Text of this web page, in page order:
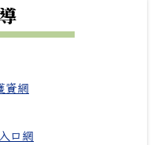
資網
口網